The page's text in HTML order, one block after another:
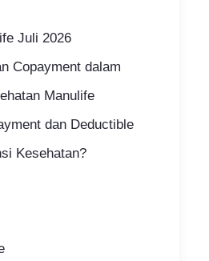
Juli 2026
Copayment dalam
Manulife
dan Deductible
Kesehatan?